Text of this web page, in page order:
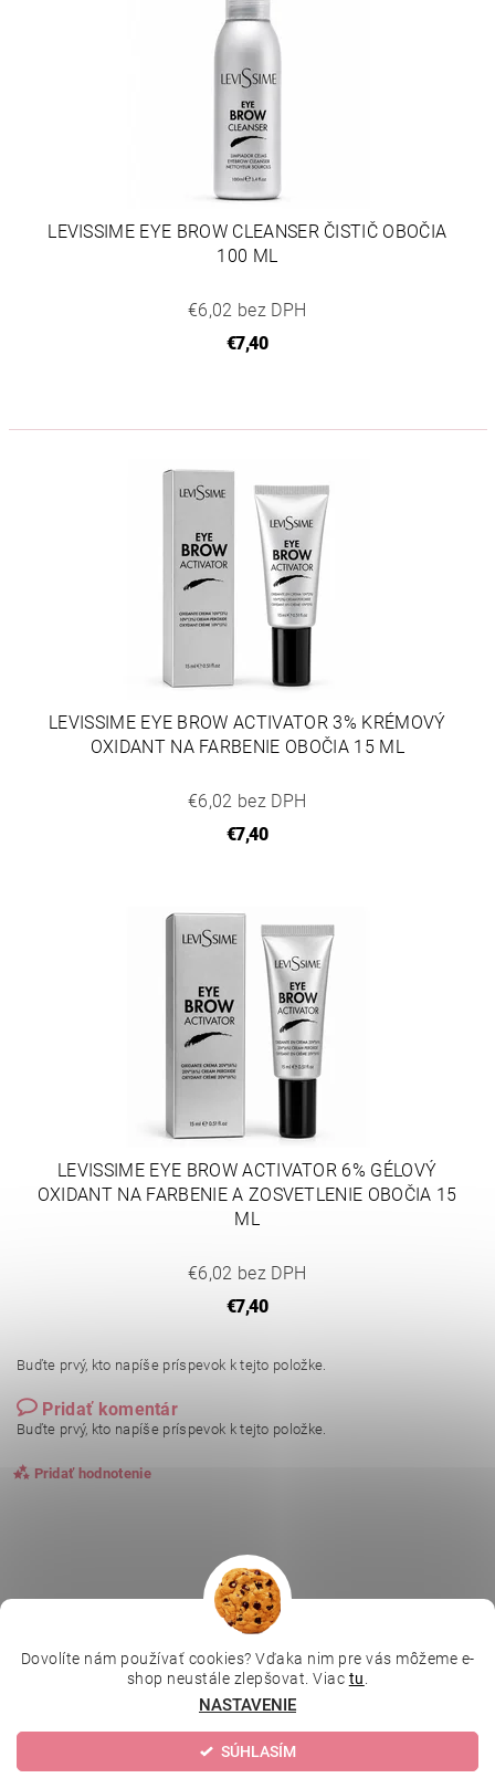
LEVISSIME EYE BROW CLEANSER ČISTIČ OBOČIA
100 ML
€6,02 bez DPH
€7,40
LEVISSIME EYE BROW ACTIVATOR 3% KRÉMOVÝ
OXIDANT NA FARBENIE OBOČIA 15 ML
€6,02 bez DPH
€7,40
LEVISSIME EYE BROW ACTIVATOR 6% GÉLOVÝ
OXIDANT NA FARBENIE A ZOSVETLENIE OBOČIA 15
ML
€6,02 bez DPH
€7,40
Buďte prvý, kto napíše príspevok k tejto položke.
Pridať komentár
Buďte prvý, kto napíše príspevok k tejto položke.
Pridať hodnotenie
Depilujeme.cz | Kosmetická škola | Online kosmetické kurzy |
MikroArt | Ella Baché
2026 © Kozmetický obchod, všetky práva vyhradenéUpraviť nastavenie cookies
Dovolíte nám používať cookies? Vďaka nim pre vás môžeme e-
shop neustále zlepšovat. Viac tu
NASTAVENIE
SÚHLASÍM